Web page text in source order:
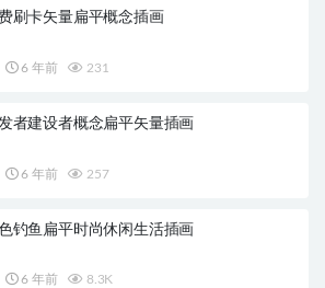
刷卡矢量扁平概念插画
6 年前 231
者建设者概念扁平矢量插画
6 年前 257
钓鱼扁平时尚休闲生活插画
6 年前 8.3K